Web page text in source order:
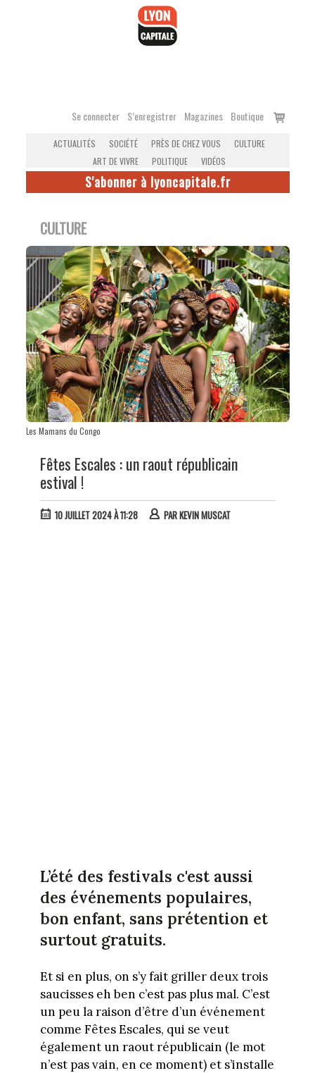
Se connecter S’enregistrer Magazines Boutique
Voir
ACTUALITÉS SOCIÉTÉ PRÈS DE CHEZ VOUS
CULTURE
ART DE VIVRE
POLITIQUE VIDÉOS
S'abonner à lyoncapitale.fr
CULTURE
Les Mamans du Congo
Fêtes Escales : un raout républicain
estival !
10 JUILLET 2024 À 11:28 PARKEVIN MUSCAT
L’été des festivals c'est aussi
des événements populaires,
bon enfant, sans prétention et
surtout gratuits.
Et si en plus, on s’y fait griller deux trois
saucisses eh ben c’est pas plus mal. C’est
un peu la raison d’être d’un événement
comme Fêtes Escales, qui se veut
également un raout républicain (le mot
n’est pas vain, en ce moment) et s’installe